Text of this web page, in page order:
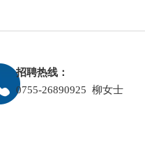
工旅游等。具体薪资面议。
原理；
优先；
工旅游等。具体薪资面议。
知识。
日常交流,能用英语顺畅书写邮
属材料工程、电力电子等相关
招聘热线：
0755-26890925 柳女士